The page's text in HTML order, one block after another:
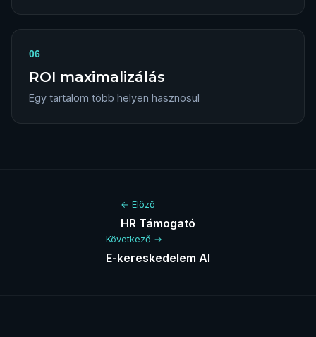
06
ROI maximalizálás
Egy tartalom több helyen hasznosul
← Előző
HR Támogató
Következő →
E-kereskedelem AI